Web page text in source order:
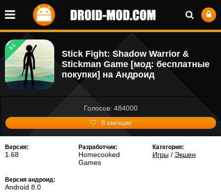
3.1
Stick Fight: Shadow Warrior &
Stickman Game [мод: бесплатные
покупки] на Андроид
Голосов: 484000
В закладки
Версия:
1.68
Разработчик:
Homecooked
Games
Категория:
Игры/ Экшен
Версия андроид:
Android 8.0